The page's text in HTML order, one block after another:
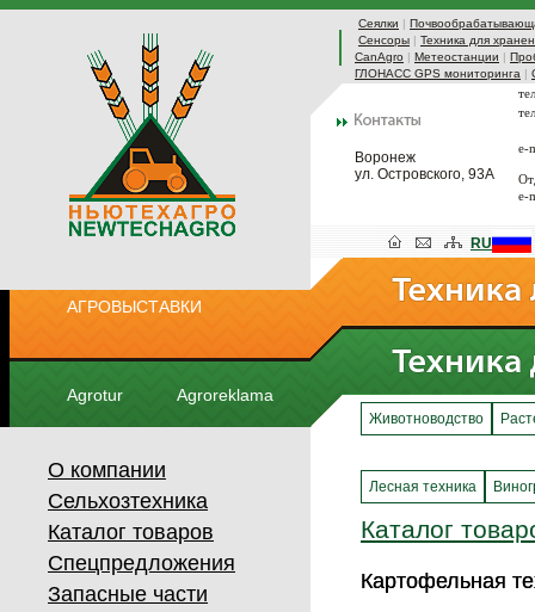
Сеялки |
Сенсоры | Техника для
CanAgro | Метеостанции |
ГЛОНАСС GPS мониторинга |
Воронеж
ул. Островского, 93А
e-
e-
АГРОВЫСТАВКИ
Agrotur Agroreklama
RU
О компании
Сельхозтехника
Каталог товаров
Спецпредложения
Запасные части
Животноводство
Лесная техника
Каталог
Картофельная
Картофельная